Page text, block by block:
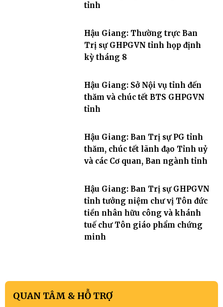
tỉnh
Hậu Giang: Thường trực Ban
Trị sự GHPGVN tỉnh họp định
kỳ tháng 8
Hậu Giang: Sở Nội vụ tỉnh đến
thăm và chúc tết BTS GHPGVN
tỉnh
Hậu Giang: Ban Trị sự PG tỉnh
thăm, chúc tết lãnh đạo Tỉnh uỷ
và các Cơ quan, Ban ngành tỉnh
Hậu Giang: Ban Trị sự GHPGVN
tỉnh tưởng niệm chư vị Tôn đức
tiền nhân hữu công và khánh
tuế chư Tôn giáo phẩm chứng
minh
QUAN TÂM & HỖ TRỢ